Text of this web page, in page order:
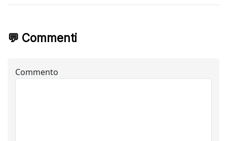
💬 Commenti